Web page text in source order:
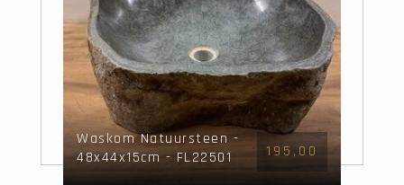
Waskom Natuursteen -
48x44x15cm - FL22501
195,00